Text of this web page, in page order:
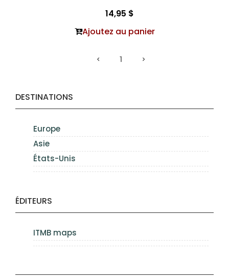
DESTINATIONS
Europe
Asie
États-Unis
ÉDITEURS
ITMB maps
14,95 $
Ajoutez au panier
1